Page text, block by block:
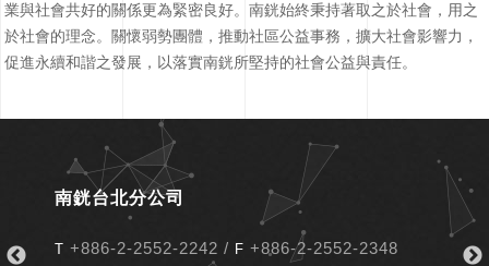
業與社會共好的關係更為緊密良好。南銧始終秉持著取之於社會，用之
於社會的理念。關懷弱勢團體，推動社區公益事務，擴大社會影響力，
促進永續和諧之發展，以落實南銧所堅持的社會公益與責任。
南銧台北分公司
T +886-2-2552-2242 / F +886-2-2552-2348
T